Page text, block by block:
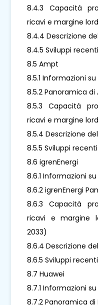
8.4.3 Capacità
ricavi e margine
8.4.4 Descrizione
8.4.5 Sviluppi
8.5 Ampt
8.5.1 Informazioni
8.5.2 Panoramica
8.5.3 Capacità
ricavi e margine
8.5.4 Descrizione
8.5.5 Sviluppi
8.6 igrenEnergi
8.6.1 Informazioni
8.6.2 igrenEnergi
8.6.3 Capacità
ricavi e margine
2033)
8.6.4 Descrizione
8.6.5 Sviluppi
8.7 Huawei
8.7.1 Informazioni
8.7.2 Panoramica